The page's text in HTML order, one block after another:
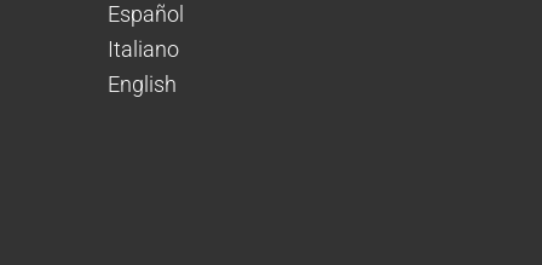
Español
Italiano
English